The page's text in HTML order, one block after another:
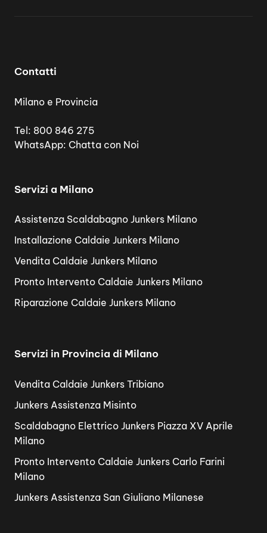
Contatti
Milano e Provincia
Tel: 800 846 275
WhatsApp: Chatta con Noi
Servizi a Milano
Assistenza Scaldabagno Junkers Milano
Installazione Caldaie Junkers Milano
Vendita Caldaie Junkers Milano
Pronto Intervento Caldaie Junkers Milano
Riparazione Caldaie Junkers Milano
Servizi in Provincia di Milano
Vendita Caldaie Junkers Tribiano
Junkers Assistenza Misinto
Scaldabagno Elettrico Junkers Piazza XV Aprile
Milano
Pronto Intervento Caldaie Junkers Carlo Farini
Milano
Junkers Assistenza San Giuliano Milanese